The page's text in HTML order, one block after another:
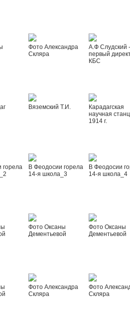
Фото Александра
Скляра
А.Ф Слудский
первый
КБС
Вяземский Т.И.
Карадагская
научная
1914 г.
горела
В Феодосии горела
14-я школа_3
В Феодосии
14-я школа_4
Фото Оксаны
Дементьевой
Фото Оксаны
Дементьевой
Фото Александра
Скляра
Фото
Скляра